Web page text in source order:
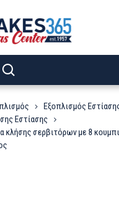
Εξοπλισμός
Εστίασης
κλήσης σερβιτόρων με 8